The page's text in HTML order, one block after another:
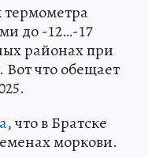
термометра
до -12…-17
районах при
Вот что обещает
, что в Братске
моркови.